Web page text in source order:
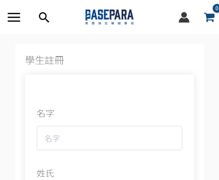
至
搜
框
學生註冊
名字
姓氏